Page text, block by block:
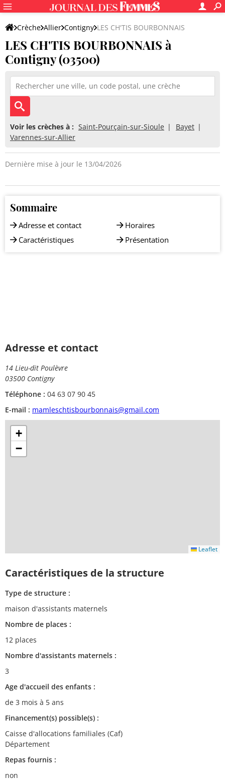
Crèche Allier Contigny LES CH'TIS BOURBONNAIS
LES CH'TIS BOURBONNAIS à
Contigny (03500)
Voir les crèches à : Saint-Pourçain-sur-Sioule
Bayet
Varennes-sur-Allier
Dernière mise à jour le 13/04/2026
Sommaire
Adresse et contact
Caractéristiques
Horaires
Présentation
Adresse et contact
14 Lieu-dit Poulèvre
03500 Contigny
Téléphone : 04 63 07 90 45
E-mail : mamleschtisbourbonnais@gmail.com
+
−
Leaflet
Caractéristiques de la structure
Type de structure :
maison d'assistants maternels
Nombre de places :
12 places
Nombre d'assistants maternels :
3
Age d'accueil des enfants :
de 3 mois à 5 ans
Financement(s) possible(s) :
Caisse d'allocations familiales (Caf)
Département
Repas fournis :
non